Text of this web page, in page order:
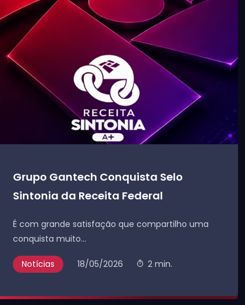
Grupo Gantech Conquista Selo
Sintonia da Receita Federal
É com grande satisfação que compartilho uma
conquista muito...
Notícias 18/05/2026 2 min.